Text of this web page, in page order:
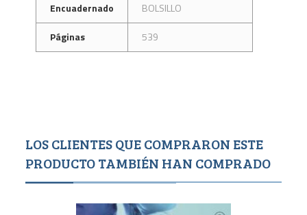
Encuadernado
BOLSILLO
Páginas
539
LOS CLIENTES QUE COMPRARON ESTE
PRODUCTO TAMBIÉN HAN COMPRADO